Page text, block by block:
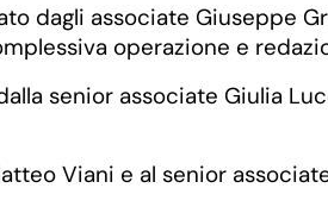
dagli associate Giuseppe
operazione e
senior associate Giulia
Viani e al senior